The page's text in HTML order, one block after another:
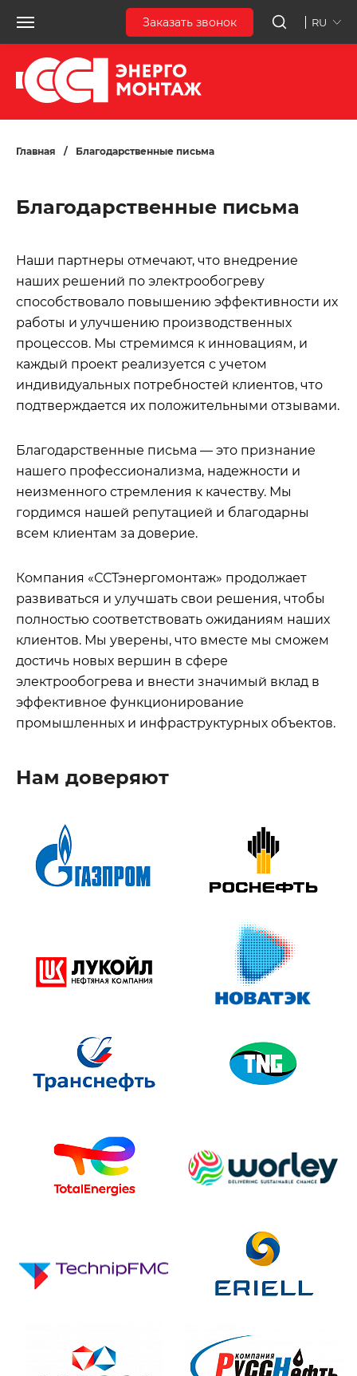
Заказать звонок RU
Главная / Благодарственные письма
Благодарственные письма
Наши партнеры отмечают, что внедрение
наших решений по электрообогреву
способствовало повышению эффективности их
работы и улучшению производственных
процессов. Мы стремимся к инновациям, и
каждый проект реализуется с учетом
индивидуальных потребностей клиентов, что
подтверждается их положительными отзывами.
Благодарственные письма — это признание
нашего профессионализма, надежности и
неизменного стремления к качеству. Мы
гордимся нашей репутацией и благодарны
всем клиентам за доверие.
Компания «ССТэнергомонтаж» продолжает
развиваться и улучшать свои решения, чтобы
полностью соответствовать ожиданиям наших
клиентов. Мы уверены, что вместе мы сможем
достичь новых вершин в сфере
электрообогрева и внести значимый вклад в
эффективное функционирование
промышленных и инфраструктурных объектов.
Нам доверяют